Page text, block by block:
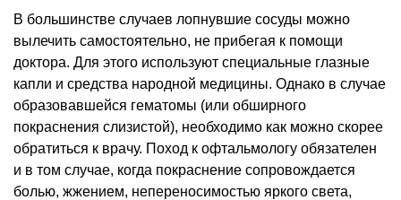
В большинстве случаев лопнувшие сосуды можно
вылечить самостоятельно, не прибегая к помощи
доктора. Для этого используют специальные глазные
капли и средства народной медицины. Однако в случае
образовавшейся гематомы (или обширного
покраснения слизистой), необходимо как можно скорее
обратиться к врачу. Поход к офтальмологу обязателен
и в том случае, когда покраснение сопровождается
болью, жжением, непереносимостью яркого света,